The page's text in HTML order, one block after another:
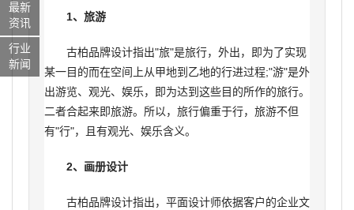
1、旅游
古柏品牌设计指出"旅"是旅行，外出，即为了实现
某一目的而在空间上从甲地到乙地的行进过程;"游"是外
出游览、观光、娱乐，即为达到这些目的所作的旅行。
二者合起来即旅游。所以，旅行偏重于行，旅游不但
有"行"，且有观光、娱乐含义。
2、画册设计
古柏品牌设计指出，平面设计师依据客户的企业文
最新
资讯
行业
新闻